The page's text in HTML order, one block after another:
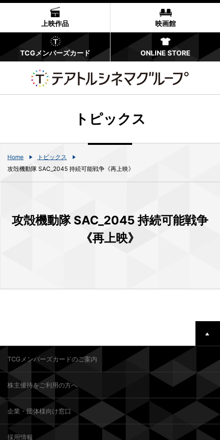
上映作品 映画館
TCGメンバーズカード ONLINE STORE
トピックス
Home
トピックス
攻殻機動隊 SAC_2045 持続可能戦争《再上映》
攻殻機動隊 SAC_2045 持続可能戦争
《再上映》
TCGメンバーズカードのご案内
株主優待をご利用の方へ
企業・団体様向け窓口
採用情報